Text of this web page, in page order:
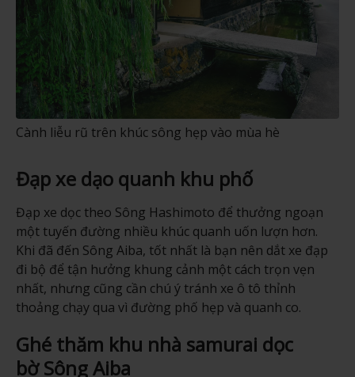
Cành liễu rũ trên khúc sông hẹp vào mùa hè
Đạp xe dạo quanh khu phố
Đạp xe dọc theo Sông Hashimoto để thưởng ngoạn
một tuyến đường nhiều khúc quanh uốn lượn hơn.
Khi đã đến Sông Aiba, tốt nhất là bạn nên dắt xe đạp
đi bộ để tận hưởng khung cảnh một cách trọn vẹn
nhất, nhưng cũng cần chú ý tránh xe ô tô thỉnh
thoảng chạy qua vì đường phố hẹp và quanh co.
Ghé thăm khu nhà samurai dọc
bờ Sông Aiba